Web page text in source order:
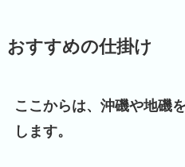
おすすめの仕掛け
ここからは、沖磯や地磯
します。